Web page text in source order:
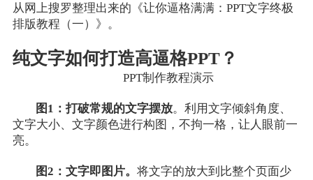
从网上搜罗整理出来的《让你逼格满满：PPT文字终极
排版教程（一）》。
纯文字如何打造高逼格PPT？
PPT制作教程演示
图1：打破常规的文字摆放。利用文字倾斜角度、
文字大小、文字颜色进行构图，不拘一格，让人眼前一
亮。
图2：文字即图片。将文字的放大到比整个页面少